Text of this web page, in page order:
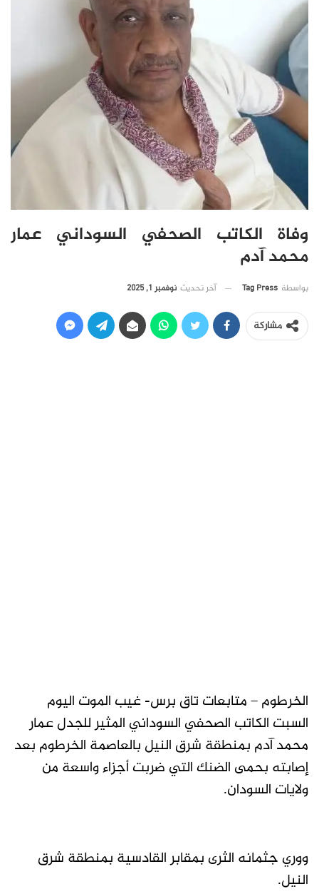
وفاة الكاتب الصحفي السوداني عمار
محمد آدم
بواسطة Tag Press آخر تحديث نوفمبر 1, 2025
مشاركة
الخرطوم – متابعات تاق برس- غيب الموت اليوم
السبت الكاتب الصحفي السوداني المثير للجدل عمار
محمد آدم بمنطقة شرق النيل بالعاصمة الخرطوم بعد
إصابته بحمى الضنك التي ضربت أجزاء واسعة من
ولايات السودان.
ووري جثمانه الثرى بمقابر القادسية بمنطقة شرق
النيل.